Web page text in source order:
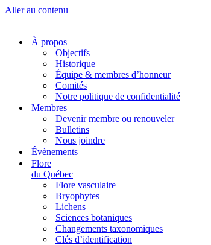
Aller au contenu
À propos
Objectifs
Historique
Équipe & membres d’honneur
Comités
Notre politique de confidentialité
Membres
Devenir membre ou renouveler
Bulletins
Nous joindre
Évènements
Flore
du Québec
Flore vasculaire
Bryophytes
Lichens
Sciences botaniques
Changements taxonomiques
Clés d’identification